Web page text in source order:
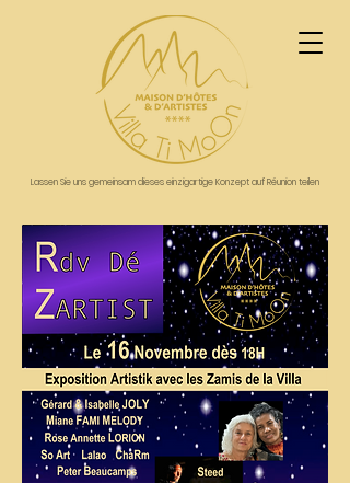
Lassen Sie uns gemeinsam dieses einzigartige Konzept auf Réunion teilen